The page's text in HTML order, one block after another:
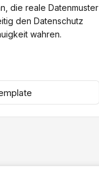
die reale Datenmuster
den Datenschutz
wahren.